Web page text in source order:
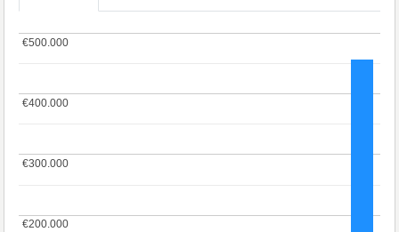
€200.000
€200.000
€300.000
€300.000
€400.000
€400.000
€500.000
€500.000